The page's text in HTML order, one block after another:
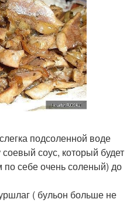
подсоленной воде
соус, который будет
себе очень соленый) до
( бульон больше не